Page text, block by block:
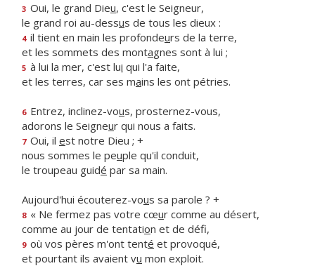
3 Oui, le grand Dieu, c'est le Seigneur,
le grand roi au-dessus de tous les dieux :
4 il tient en main les profondeurs de la terre,
et les sommets des montagnes sont à lui ;
5 à lui la mer, c'est lui qui l'a faite,
et les terres, car ses mains les ont pétries.
6 Entrez, inclinez-vous, prosternez-vous,
adorons le Seigneur qui nous a faits.
7 Oui, il est notre Dieu ; +
nous sommes le peuple qu'il conduit,
le troupeau guidé par sa main.
Aujourd'hui écouterez-vous sa parole ? +
8 « Ne fermez pas votre cœur comme au désert,
comme au jour de tentation et de défi,
9 où vos pères m'ont tenté et provoqué,
et pourtant ils avaient vu mon exploit.